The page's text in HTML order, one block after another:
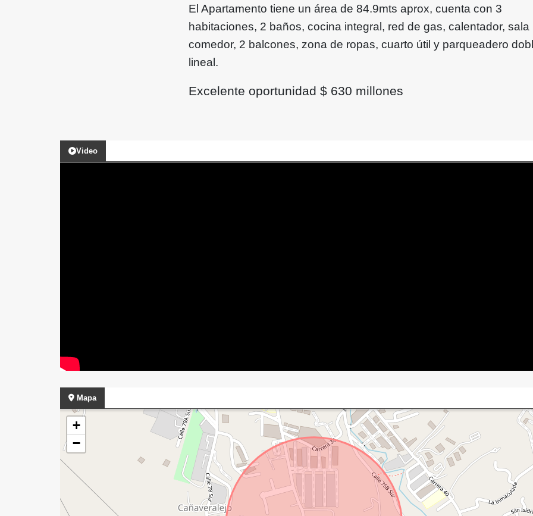
El Apartamento tiene un área de 84.9mts aprox, cuenta con 3
habitaciones, 2 baños, cocina integral, red de gas, calentador, sala
comedor, 2 balcones, zona de ropas, cuarto útil y parqueadero
lineal.
Excelente oportunidad $ 630 millones
Video
Mapa
+
−